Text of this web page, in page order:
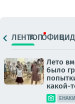
ЛЕНТАТОПОФИЦ.
Лето
было
какой-